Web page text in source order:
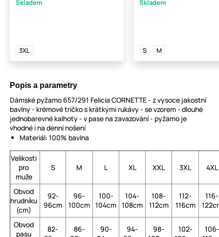
Skladem
3XL
Skladem
S M
Popis a parametry
Dámské pyžamo 657/291 Felicia CORNETTE - z vysoce jakostní
bavlny - krémové tričko s krátkými rukávy - se vzorem - dlouhé
jednobarevné kalhoty - v pase na zavazování - pyžamo je
vhodné i na denní nošení
Materiál: 100% bavlna
Velikosti
pro
muže
S M L XL XXL 3XL 4XL
Obvod
hrudníku
(cm)
92-
96cm
96-
100cm
100-
104cm
104-
108cm
108-
112cm
112-
116cm
116-
Obvod
pasu
82-
86-
90-
94-
98-
102-
106-